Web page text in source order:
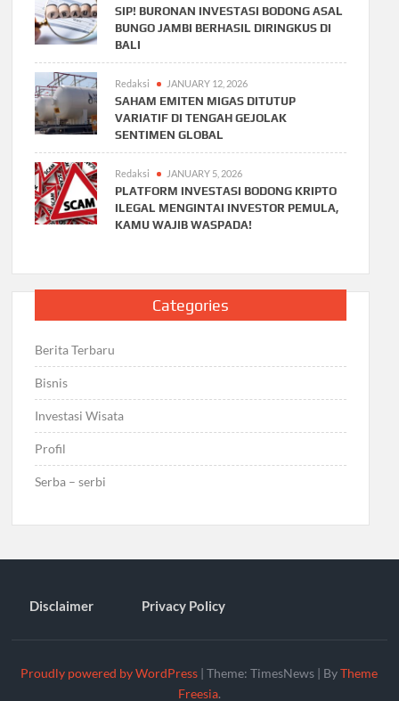
SIP! BURONAN INVESTASI BODONG ASAL
BUNGO JAMBI BERHASIL DIRINGKUS DI
BALI
Redaksi JANUARY 12, 2026
SAHAM EMITEN MIGAS DITUTUP
VARIATIF DI TENGAH GEJOLAK
SENTIMEN GLOBAL
Redaksi JANUARY 5, 2026
PLATFORM INVESTASI BODONG KRIPTO
ILEGAL MENGINTAI INVESTOR PEMULA,
KAMU WAJIB WASPADA!
Categories
Berita Terbaru
Bisnis
Investasi Wisata
Profil
Serba – serbi
Disclaimer Privacy Policy
Proudly powered by WordPress |Theme: TimesNews | ByTheme
Freesia.